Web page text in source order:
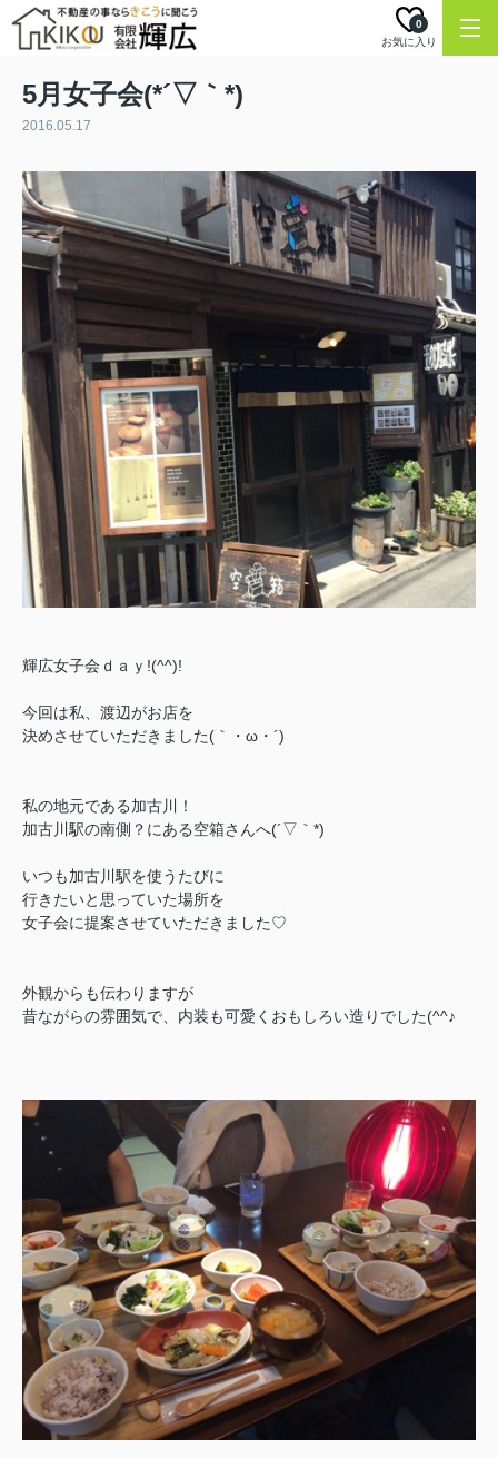
お気に入り
0
5月女子会(*´▽｀*)
2016.05.17
輝広女子会ｄａｙ!(^^)!
今回は私、渡辺がお店を
決めさせていただきました(｀・ω・´)ゞ
私の地元である加古川！
加古川駅の南側？にある空箱さんへ(´▽｀*)
いつも加古川駅を使うたびに
行きたいと思っていた場所を
女子会に提案させていただきました♡
外観からも伝わりますが
昔ながらの雰囲気で、 内装も可愛くおもしろい造りでした(^^♪